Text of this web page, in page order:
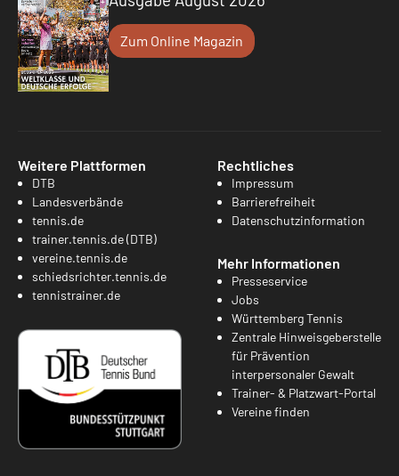
Zum Online Magazin
Weitere Plattformen
DTB
Landesverbände
tennis.de
trainer.tennis.de (DTB)
vereine.tennis.de
schiedsrichter.tennis.de
tennistrainer.de
Rechtliches
Impressum
Barrierefreiheit
Datenschutzinformation
Mehr Informationen
Presseservice
Jobs
Württemberg Tennis
Zentrale Hinweisgeberstelle
für Prävention
interpersonaler Gewalt
Trainer- & Platzwart-Portal
Vereine finden